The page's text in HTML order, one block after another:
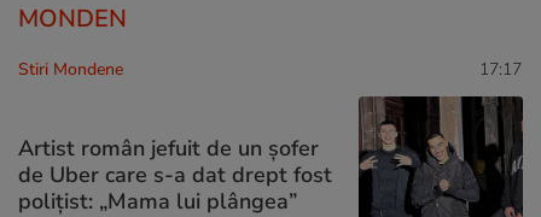
MONDEN
Stiri Mondene 17:17
Artist român jefuit de un șofer
de Uber care s-a dat drept fost
polițist: „Mama lui plângea”